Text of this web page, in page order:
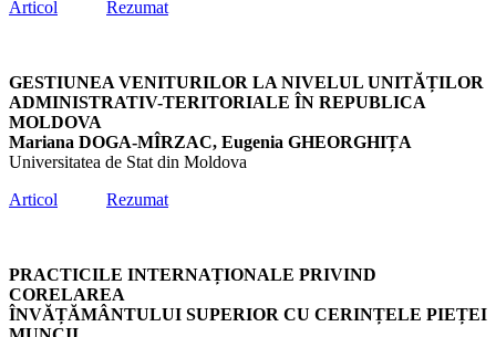
Articol
Rezumat
GESTIUNEA VENITURILOR LA NIVELUL UNITĂȚILOR
ADMINISTRATIV-TERITORIALE ÎN REPUBLICA
MOLDOVA
Mariana DOGA-MÎRZAC, Eugenia GHEORGHIȚA
Universitatea de Stat din Moldova
Articol
Rezumat
PRACTICILE INTERNAȚIONALE PRIVIND
CORELAREA
ÎNVĂȚĂMÂNTULUI SUPERIOR CU CERINȚELE PIEȚEI